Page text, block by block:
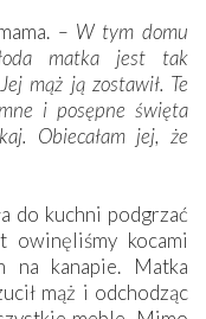
– W tym domu
matka jest tak
mąż ją zostawił. Te
i posępne święta
Obiecałam jej, że
do kuchni podgrzać
kocami
na kanapie. Matka
mąż i odchodząc